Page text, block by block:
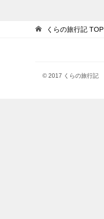
くらの旅行記 TOP
© 2017 くらの旅行記